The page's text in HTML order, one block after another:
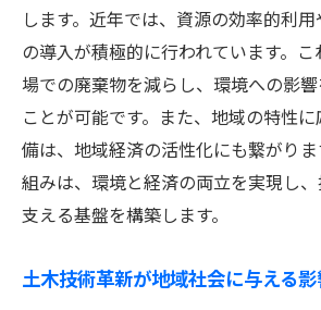
します。近年では、資源の効率的利
の導入が積極的に行われています。
場での廃棄物を減らし、環境への影
ことが可能です。また、地域の特性
備は、地域経済の活性化にも繋がり
組みは、環境と経済の両立を実現し
支える基盤を構築します。
土木技術革新が地域社会に与える